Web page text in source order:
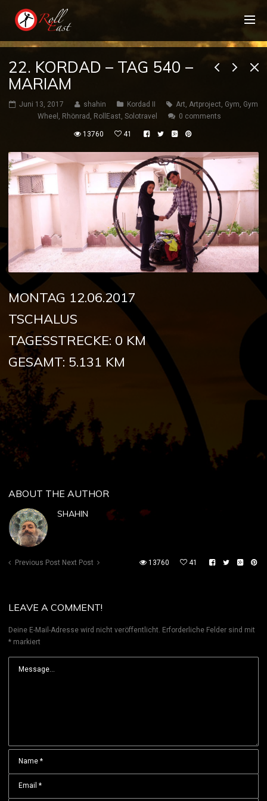
22. KORDAD – TAG 540 –
MARIAM
Juni 13, 2017 shahin Kordad II Art, Artproject, Gym, Gym
Wheel , Rhönrad , RollEast, Solotravel 0 comments
13760 41
MONTAG 12.06.2017
TSCHALUS
TAGESSTRECKE: 0 KM
GESAMT: 5.131 KM
ABOUT THE AUTHOR
SHAHIN
Previous Post Next Post 13760 41
LEAVE A COMMENT!
Deine E-Mail-Adresse wird nicht veröffentlicht. Erforderliche Felder sind mit
* markiert